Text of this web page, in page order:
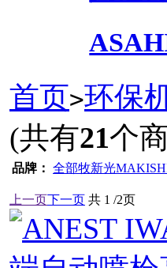
首页>环保
(共有21个
品牌： 全部牧新光
上一页下一页 共 1 /2页